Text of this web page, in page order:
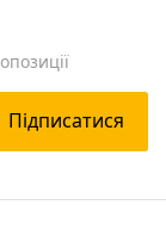
Підписатися